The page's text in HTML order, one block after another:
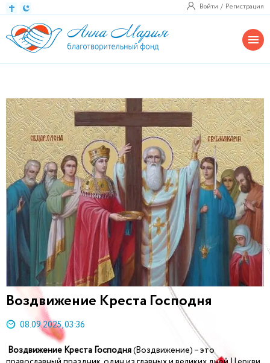
Войти Регистрация
Воздвижение Креста Господня
08.09.2025, 03:36
Воздвижение Креста Господня(Воздвижение) – это